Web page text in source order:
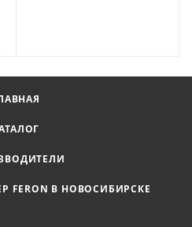
В НОВОСИБИРСКЕ